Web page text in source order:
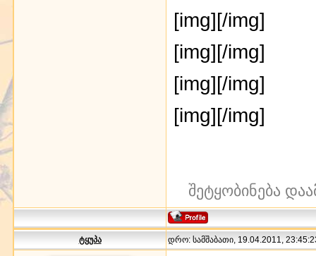
[img][/img]
[img][/img]
[img][/img]
[img][/img]
შეტყობინება
ტყუპა დრო: სამშაბათი, 19.04.2011,